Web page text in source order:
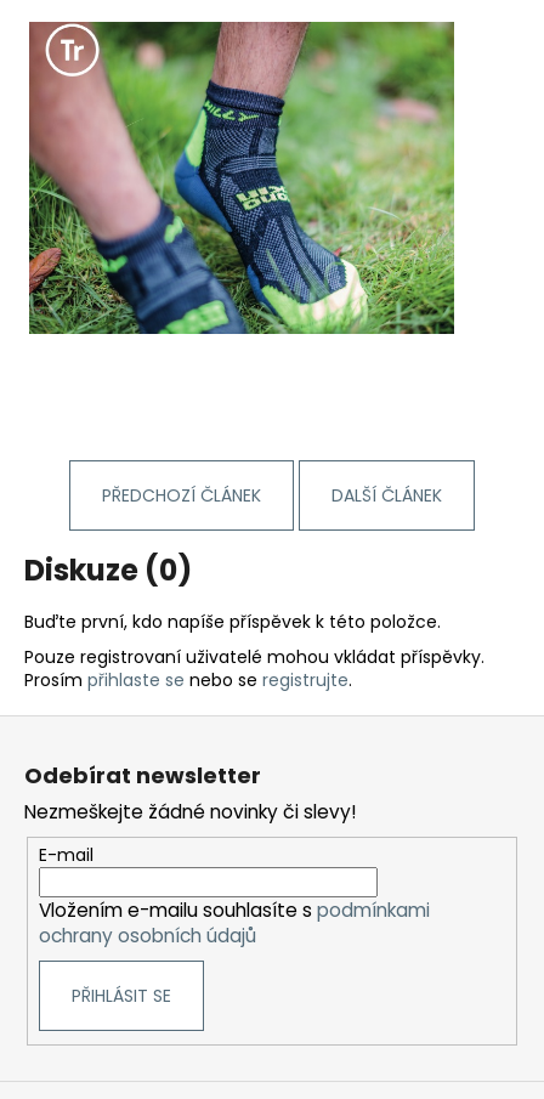
PŘEDCHOZÍ ČLÁNEK DALŠÍ ČLÁNEK
Diskuze (0)
Buďte první, kdo napíše příspěvek k této položce.
Pouze registrovaní uživatelé mohou vkládat příspěvky.
Prosím přihlaste se nebo se registrujte.
Odebírat newsletter
Nezmeškejte žádné novinky či slevy!
E-mail
Vložením e-mailu souhlasíte s podmínkami
ochrany osobních údajů
PŘIHLÁSIT SE